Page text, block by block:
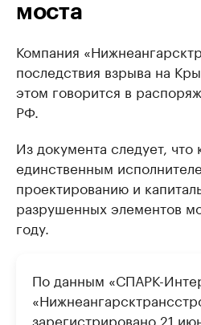
моста
Компания
последствия взрыва на
этом говорится в
РФ.
Из документа следует,
единственным
проектированию и
разрушенных элементов
году.
По данным «СПАРК-
зарегистрировано 21